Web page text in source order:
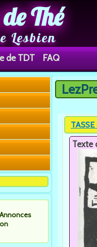
Thé
Lesbien
de TDT FAQ
Vous
Texte